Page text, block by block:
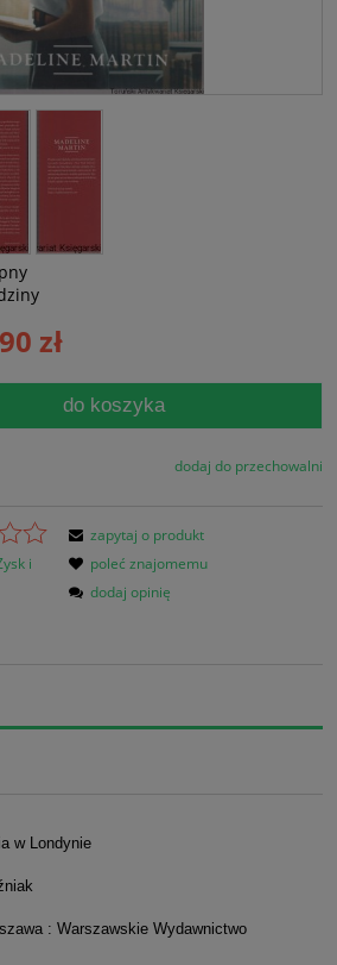
zł
do koszyka
dodaj do przechowalni
i
zapytaj o produkt
poleć znajomemu
dodaj opinię
w Londynie
: Warszawskie Wydawnictwo